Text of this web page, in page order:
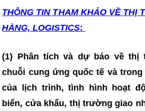
THÔNG TIN THAM KHẢO VỀ THỊ
HÀNG, LOGISTICS:
(1) Phân tích và dự báo về thị
chuỗi cung ứng quốc tế và
của lịch trình, tình hình hoạt
biển, cửa khẩu, thị trường giao